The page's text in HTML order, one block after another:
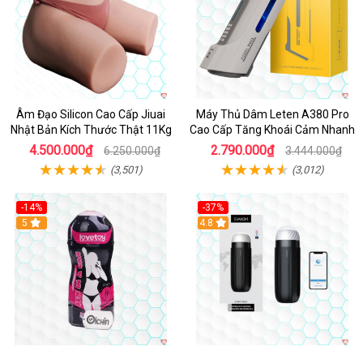
Âm Đạo Silicon Cao Cấp Jiuai
Nhật Bản Kích Thước Thật 11Kg
4.500.000₫ 6.250.000₫
(3,501)
Máy Thủ Dâm Leten A380 Pro
Cao Cấp Tăng Khoái Cảm Nhanh
2.790.000₫ 3.444.000₫
(3,012)
-14%
Hot
5
-37%
4.8